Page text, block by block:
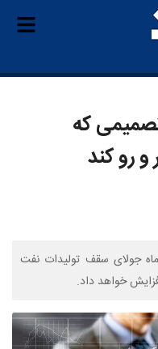
که
رو کند
ماه جولای سقف تولیدات نفت